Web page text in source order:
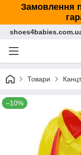
Замовлення
Товари
–10%